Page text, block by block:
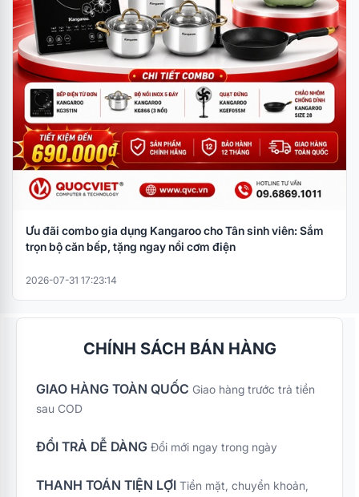
MÁY QUÉT MÃ VẠCH GIÚP ÍCH GÌ CHO BẠN:
- Giúp cho cửa hàng của bạn trở lên chuyên
nghiệp hơn
- Giúp nhân viên thu ngân thanh toán tiền nhanh
chóng, dễ dàng
- Giúp bạn quản lý được kho hàng hóa 1 cách dễ
Ưu đãi combo gia dụng Kangaroo cho Tân sinh viên: Sắm
trọn bộ căn bếp, tặng ngay nồi cơm điện
2026-07-31 17:23:14
CHÍNH SÁCH BÁN HÀNG
GIAO HÀNG TOÀN QUỐC Giao hàng trước trả tiền
sau COD
ĐỔI TRẢ DỄ DÀNG Đổi mới ngay trong ngày
THANH TOÁN TIỆN LỢI Tiền mặt, chuyển khoản,